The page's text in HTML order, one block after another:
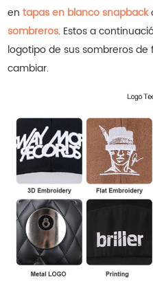
entapas en blanco snapback
sombreros. Estos a
logotipo de sus sombreros
cambiar.